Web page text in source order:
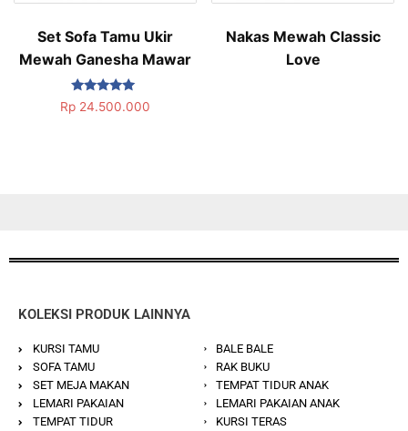
Set Sofa Tamu Ukir
Mewah Ganesha Mawar
Dinilai
5.00
Rp24.500.000
Nakas Mewah Classic
Love
KOLEKSI PRODUK LAINNYA
KURSI TAMU
SOFA TAMU
SET MEJA MAKAN
LEMARI PAKAIAN
TEMPAT TIDUR
BALE BALE
RAK BUKU
TEMPAT TIDUR ANAK
LEMARI PAKAIAN ANAK
KURSI TERAS